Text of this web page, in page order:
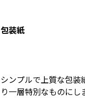
包装紙
シンプルで上質な包装
り一層特別なものにし